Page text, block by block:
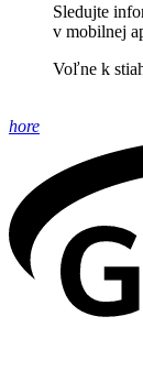
Sledujte
v mobilnej
Voľne k
hore